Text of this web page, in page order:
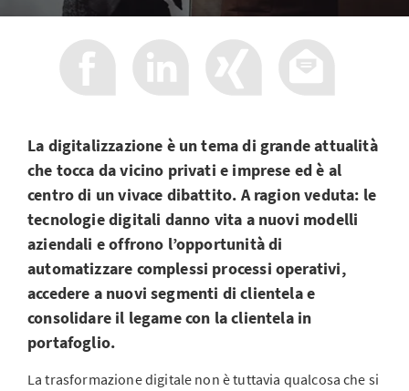
La digitalizzazione è un tema di grande attualità
che tocca da vicino privati e imprese ed è al
centro di un vivace dibattito. A ragion veduta: le
tecnologie digitali danno vita a nuovi modelli
aziendali e offrono l’opportunità di
automatizzare complessi processi operativi,
accedere a nuovi segmenti di clientela e
consolidare il legame con la clientela in
portafoglio.
La trasformazione digitale non è tuttavia qualcosa che si